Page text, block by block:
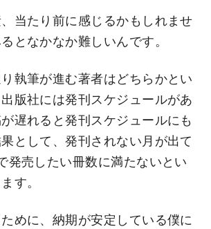
当たり前に感じるかもしれませ
となかなか難しいんです。
執筆が進む著者はどちらかとい
版社には発刊スケジュールがあ
遅れると発刊スケジュールにも
として、発刊されない月が出て
発売したい冊数に満たないとい
す。
めに、納期が安定している僕に